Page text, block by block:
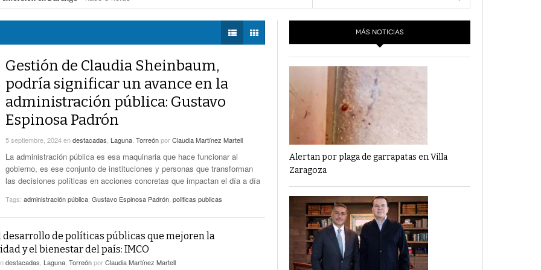
Torreón
- hace 11 horas -
Lanzan Convocatoria Del Concurso De Poesía
Enriqueta Ochoa- hace 13 horas -
Expone CLIP Preocupación Por Reformas
TWEETS AND
ESTÉREO GALLITO
Financiamiento’ Por PC29
‘La Laguna: Bomba De Tiempo Por Falta De
Planeación’ Por PC29
‘Las Corrupciones, Sus Formas Y Efectos’ Por
PC29 - 7 mayo, 2021
bloquearon Mieleras- hace 8 horas -
Agua Saludable- hace 8 horas -
Justicia de Durango por presunto cohecho
Gestión de Claudia Sheinbaum,
podría significar un avance en la
administración pública: Gustavo
Espinosa Padrón
5 septiembre, 2024endestacadas Laguna TorreónporClaudia Martínez Martell
La administración pública es esa maquinaria que hace funcionar al
gobierno, es ese conjunto de instituciones y personas que transforman
las decisiones políticas en acciones concretas que impactan el día a día
Tags: administración pública Gustavo Espinosa Padrón politicas publicas
desarrollo de políticas públicas que mejoren la
y el bienestar del país: IMCO
destacadas Laguna TorreónporClaudia Martínez Martell
MÁS NOTICIAS
Alertan por plaga de garrapatas en Villa
Zaragoza